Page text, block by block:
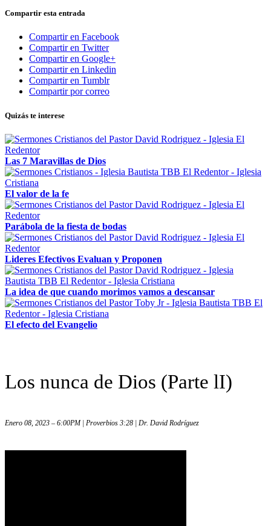
Compartir esta entrada
Compartir en Facebook
Compartir en Twitter
Compartir en Google+
Compartir en Linkedin
Compartir en Tumblr
Compartir por correo
Quizás te interese
Las 7 Maravillas de Dios
El valor de la fe
Parábola de la fiesta de bodas
Lideres Efectivos Evaluan y Proponen
La idea de que cuando morimos vamos a descansar
El efecto del Evangelio
Los nunca de Dios (Parte lI)
Enero 08, 2023 – 6:00PM | Proverbios 3:28 | Dr. David Rodríguez